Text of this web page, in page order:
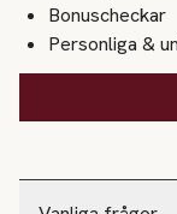
Bonuscheckar
Personliga &